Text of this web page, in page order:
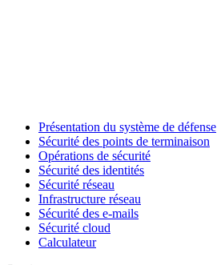
Présentation du système de défense
Sécurité des points de terminaison
Opérations de sécurité
Sécurité des identités
Sécurité réseau
Infrastructure réseau
Sécurité des e-mails
Sécurité cloud
Calculateur